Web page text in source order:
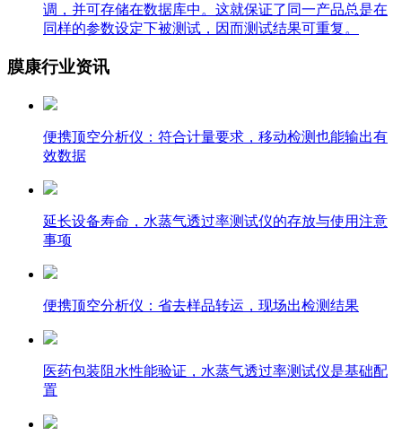
调，并可存储在数据库中。这就保证了同一产品总是在
同样的参数设定下被测试，因而测试结果可重复。
膜康行业资讯
便携顶空分析仪：符合计量要求，移动检测也能输出有
效数据
延长设备寿命，水蒸气透过率测试仪的存放与使用注意
事项
便携顶空分析仪：省去样品转运，现场出检测结果
医药包装阻水性能验证，水蒸气透过率测试仪是基础配
置